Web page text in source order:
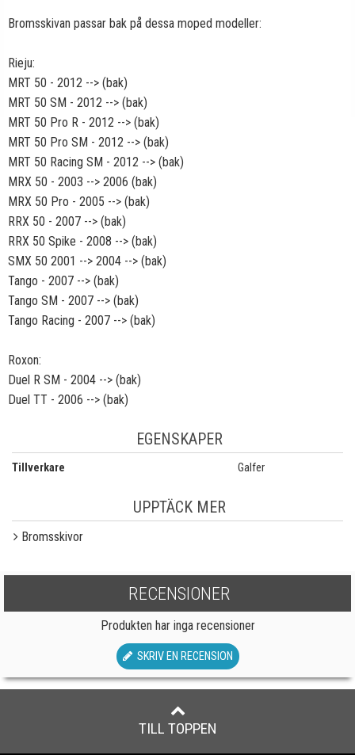
Bromsskivan passar bak på dessa moped modeller:
Rieju:
MRT 50 - 2012 --> (bak)
MRT 50 SM - 2012 --> (bak)
MRT 50 Pro R - 2012 --> (bak)
MRT 50 Pro SM - 2012 --> (bak)
MRT 50 Racing SM - 2012 --> (bak)
MRX 50 - 2003 --> 2006 (bak)
MRX 50 Pro - 2005 --> (bak)
RRX 50 - 2007 --> (bak)
RRX 50 Spike - 2008 --> (bak)
SMX 50 2001 --> 2004 --> (bak)
Tango - 2007 --> (bak)
Tango SM - 2007 --> (bak)
Tango Racing - 2007 --> (bak)
Roxon:
Duel R SM - 2004 --> (bak)
Duel TT - 2006 --> (bak)
EGENSKAPER
Tillverkare Galfer
UPPTÄCK MER
Bromsskivor
RECENSIONER
Produkten har inga recensioner
SKRIV EN RECENSION
TILL TOPPEN